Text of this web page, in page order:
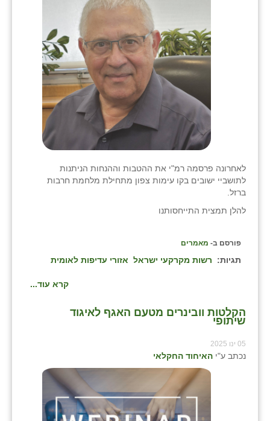
לאחרונה פרסמה רמ"י את ההטבות וההנחות הניתנות
לתושביי ישובים בקו עימות צפון מתחילת מלחמת חרבות
ברזל.
להלן תמצית התייחסותנו
פורסם ב- מאמרים
תגיות: רשות מקרקעי ישראל אזורי עדיפות לאומית
קרא עוד...
הקלטות וובינרים מטעם האגף לאיגוד
שיתופי
05 ינו 2025
נכתב ע"י האיחוד החקלאי
גני יהודה
גנות
הדר עם
חמרה